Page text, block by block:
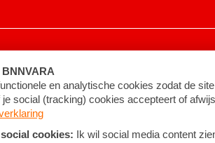
voorwaarden ©2026BNNVARA